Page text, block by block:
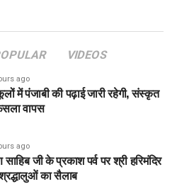
VIDEOS
ago
में पंजाबी की पढ़ाई जारी रहेगी, संस्कृत
वापस
ago
जी के प्रकाश पर्व पर श्री हरिमंदिर
का सैलाब